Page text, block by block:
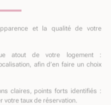
et la qualité de votre
atout de votre logement :
afin d’en faire un choix
claires, points forts identifiés :
votre taux de réservation.